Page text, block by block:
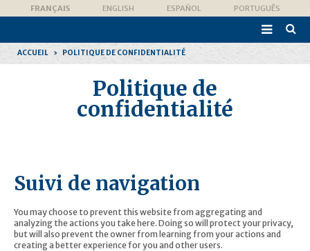
navigation
personnelsFRANÇAIS ENGLISH ESPAÑOL PORTUGUÊS

ACCUEIL › POLITIQUE DE CONFIDENTIALITÉ
Politique de
confidentialité
Suivi de navigation
You may choose to prevent this website from aggregating and
analyzing the actions you take here. Doing so will protect your privacy,
but will also prevent the owner from learning from your actions and
creating a better experience for you and other users.